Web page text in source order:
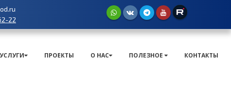
22
УСЛУГИ ПРОЕКТЫ О НАС ПОЛЕЗНОЕ КОНТАКТЫ